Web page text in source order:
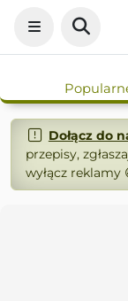
Dołącz do
przepisy,
wyłącz reklamy